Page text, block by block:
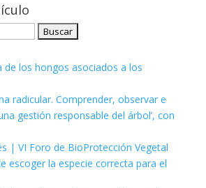
de los hongos asociados a los
radicular. Comprender, observar e
gestión responsable del árbol’, con
| VI Foro de BioProtección Vegetal
escoger la especie correcta para el